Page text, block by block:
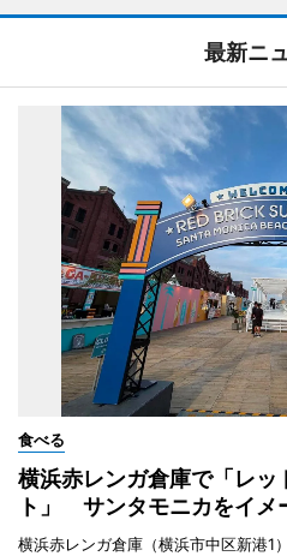
最新ニ
食べる
横浜赤レンガ倉庫で「レッ
ト」 サンタモニカをイ
横浜赤レンガ倉庫（横浜市中区新港1